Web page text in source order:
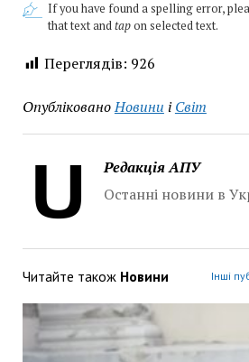
If you have found a spelling error,
that text andtapon selected text.
Переглядів: 926
ОпублікованоНовини іСвіт
Редакція АПУ
Останні новини в
Читайте також Новини Інші